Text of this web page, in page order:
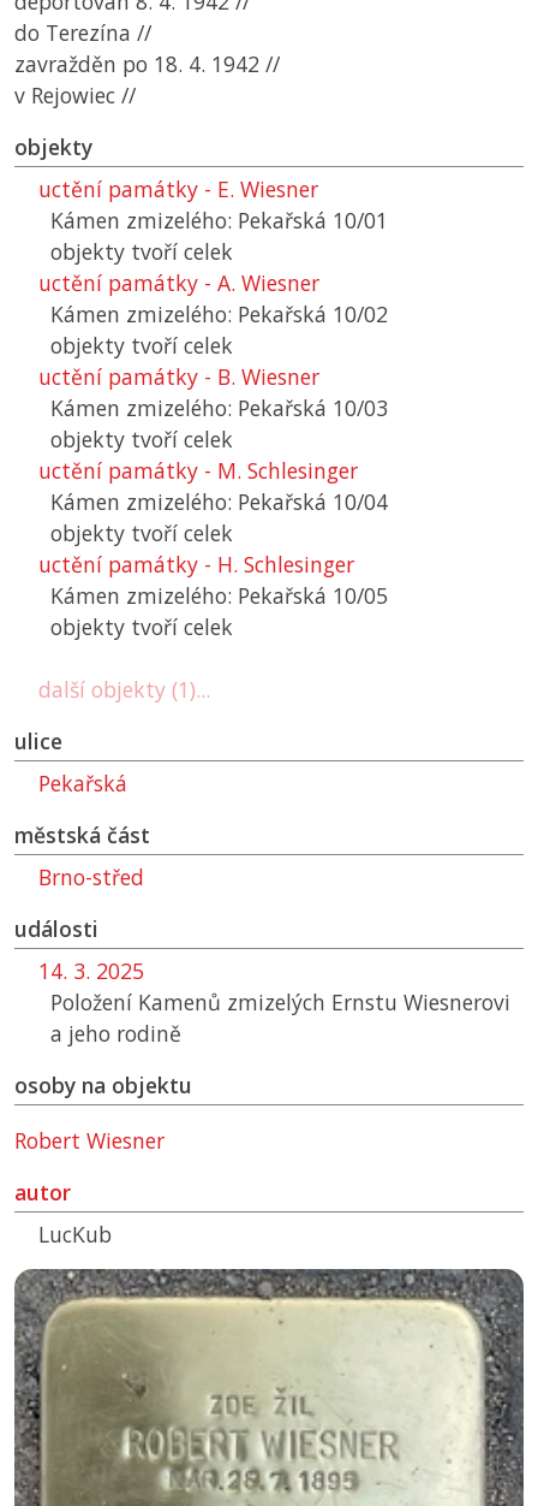
do Terezína //
zavražděn po 18. 4. 1942 //
v Rejowiec //
objekty
uctění památky - E. Wiesner
Kámen zmizelého: Pekařská 10/01
objekty tvoří celek
uctění památky - A. Wiesner
Kámen zmizelého: Pekařská 10/02
objekty tvoří celek
uctění památky - B. Wiesner
Kámen zmizelého: Pekařská 10/03
objekty tvoří celek
uctění památky - M. Schlesinger
Kámen zmizelého: Pekařská 10/04
objekty tvoří celek
uctění památky - H. Schlesinger
Kámen zmizelého: Pekařská 10/05
objekty tvoří celek
další objekty (1)...
ulice
Pekařská
městská část
Brno-střed
události
14. 3. 2025
Položení Kamenů zmizelých Ernstu Wiesnerovi
a jeho rodině
osoby na objektu
Robert Wiesner
autor
LucKub